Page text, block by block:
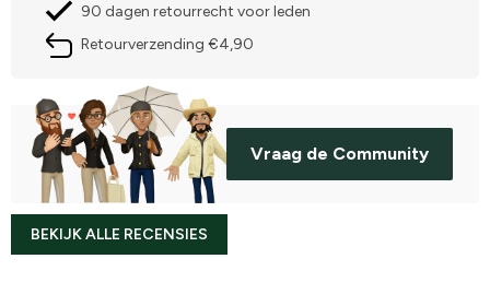
90 dagen retourrecht voor leden
Retourverzending €4,90
Vraag de Community
BEKIJK ALLE RECENSIES